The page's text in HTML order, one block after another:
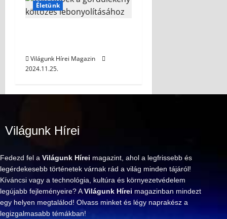
Életünk
Világunk Hírei Magazin
2024.11.25.
Világunk Hírei
Fedezd fel a Világunk Hírei magazint, ahol a legfrissebb és
legérdekesebb történetek várnak rád a világ minden tájáról!
Kíváncsi vagy a technológia, kultúra és környezetvédelem
legújabb fejleményeire? AVilágunk Hírei magazinban mindezt
egy helyen megtalálod! Olvass minket és légy naprakész a
legizgalmasabb témákban!